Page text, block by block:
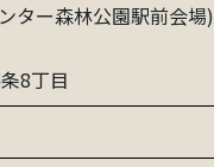
ター森林公園駅前会場)
8丁目